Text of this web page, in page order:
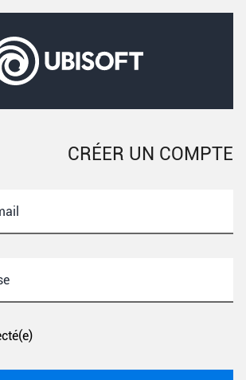
CRÉER UN COMPTE